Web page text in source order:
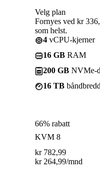
Velg plan
Fornyes ved kr
som helst.
4 vCPU-kjerner
16 GB RAM
200 GB NVMe-
16 TB
66% rabatt
KVM 8
kr 782,99
kr 264,99/mnd